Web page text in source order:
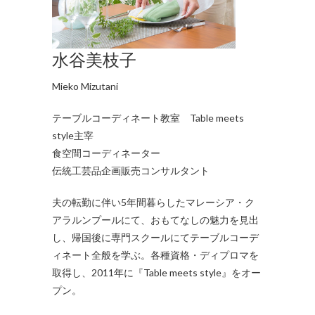
水谷美枝子
Mieko Mizutani
テーブルコーディネート教室 Table meets
style主宰
食空間コーディネーター
伝統工芸品企画販売コンサルタント
夫の転勤に伴い5年間暮らしたマレーシア・ク
アラルンプールにて、おもてなしの魅力を見出
し、帰国後に専門スクールにてテーブルコーデ
ィネート全般を学ぶ。各種資格・ディプロマを
取得し、2011年に『Table meets style』をオー
プン。